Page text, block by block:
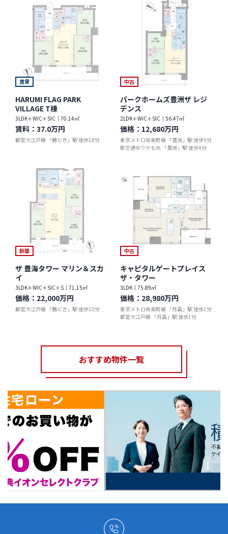
賃貸
HARUMI FLAG PARK
VILLAGE T棟
3LDK＋WIC＋SIC｜70.14㎡
賃料： 37.0万円
都営大江戸線 「勝どき」駅 徒歩18分
中古
パークホームズ豊洲ザ レジ
デンス
2LDK＋WIC＋SIC｜56.47㎡
価格： 12,680万円
東京メトロ有楽町線 「豊洲」駅 徒歩5分
新交通ゆりかもめ 「豊洲」駅 徒歩4分
新築
ザ 豊海タワー マリン＆スカ
イ
3LDK＋WIC＋SIC＋S｜71.15㎡
価格： 22,000万円
都営大江戸線 「勝どき」駅 徒歩10分
中古
キャピタルゲートプレイス
ザ・タワー
3LDK｜75.89㎡
価格： 28,980万円
東京メトロ有楽町線 「月島」駅 徒歩1分
都営大江戸線 「月島」駅 徒歩1分
おすすめ物件一覧